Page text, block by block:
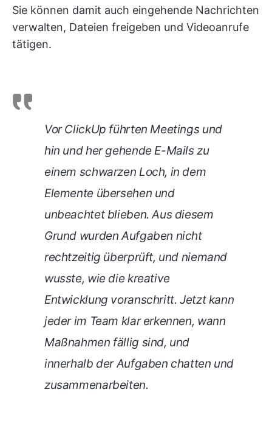
Sie können damit auch eingehende Nachrichten
verwalten, Dateien freigeben und Videoanrufe
tätigen.
Vor ClickUp führten Meetings und
hin und her gehende E-Mails zu
einem schwarzen Loch, in dem
Elemente übersehen und
unbeachtet blieben. Aus diesem
Grund wurden Aufgaben nicht
rechtzeitig überprüft, und niemand
wusste, wie die kreative
Entwicklung voranschritt. Jetzt kann
jeder im Team klar erkennen, wann
Maßnahmen fällig sind, und
innerhalb der Aufgaben chatten und
zusammenarbeiten.